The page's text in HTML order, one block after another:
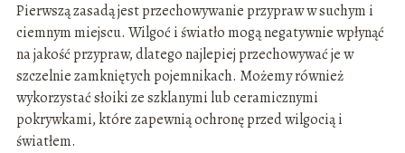
Pierwszą zasadą jest przechowywanie przypraw w suchym i
ciemnym miejscu. Wilgoć i światło mogą negatywnie wpłynąć
na jakość przypraw, dlatego najlepiej przechowywać je w
szczelnie zamkniętych pojemnikach. Możemy również
wykorzystać słoiki ze szklanymi lub ceramicznymi
pokrywkami, które zapewnią ochronę przed wilgocią i
światłem.